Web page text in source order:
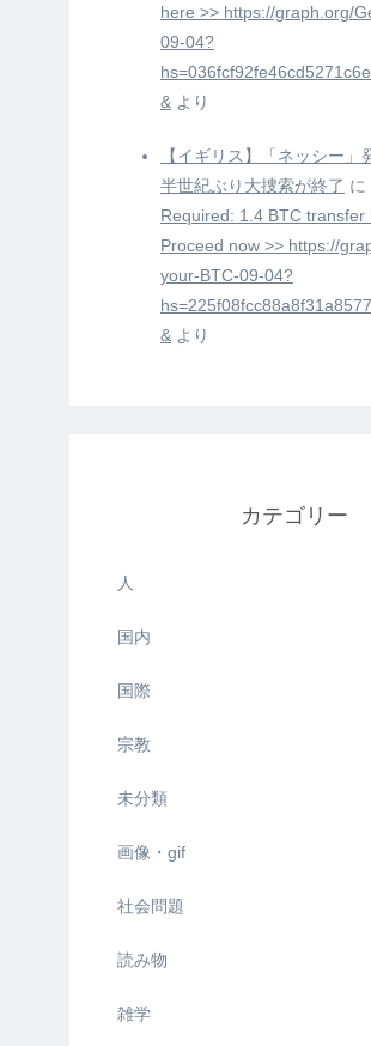
here >> https://graph.org/
09-04?
& より
【イギリス】「ネッシー
半世紀ぶり大捜索が終了 に
Required: 1.4 BTC transfer
Proceed now >> https://
your-BTC-09-04?
& より
カテゴリー
人
国内
国際
宗教
未分類
画像・gif
社会問題
読み物
雑学